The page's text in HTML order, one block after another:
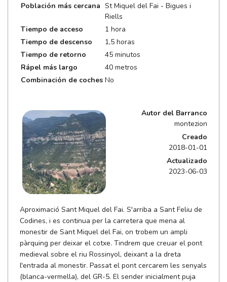
Población más cercana St Miquel del Fai - Bigues i
Riells
Tiempo de acceso
1 hora
Tiempo de descenso
1,5 horas
Tiempo de retorno
45 minutos
Rápel más largo
40 metros
Combinación de coches No
Autor del Barranco
montezion
Creado
2018-01-01
Actualizado
2023-06-03
Aproximació Sant Miquel del Fai. S'arriba a Sant Feliu de
Codines, i es continua per la carretera que mena al
monestir de Sant Miquel del Fai, on trobem un ampli
pàrquing per deixar el cotxe. Tindrem que creuar el pont
medieval sobre el riu Rossinyol, deixant a la dreta
l'entrada al monestir. Passat el pont cercarem les senyals
(blanca-vermella), del GR-5. El sender inicialment puja